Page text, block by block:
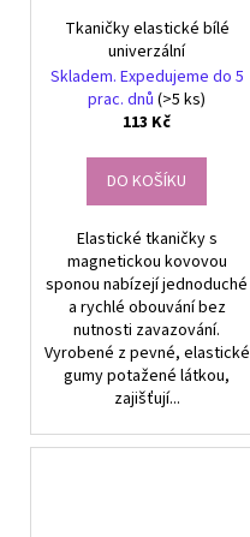
Tkaničky elastické bílé
univerzální
Skladem. Expedujeme do 5
prac. dnů (>5 ks)
113 Kč
DO KOŠÍKU
Elastické tkaničky s
magnetickou kovovou
sponou nabízejí jednoduché
a rychlé obouvání bez
nutnosti zavazování.
Vyrobené z pevné, elastické
gumy potažené látkou,
zajišťují...